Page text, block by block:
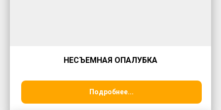
НЕСЪЕМНАЯ ОПАЛУБКА
Подробнее...